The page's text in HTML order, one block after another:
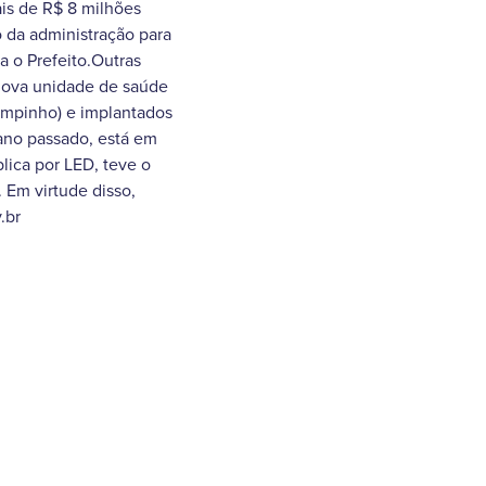
de R$ 8 milhões
administração para
o Prefeito.Outras
unidade de saúde
e implantados
passado, está em
por LED, teve o
virtude disso,